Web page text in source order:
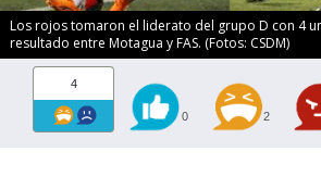
Los rojos tomaron el liderato del grupo D con 4
resultado entre Motagua y FAS. (Fotos: CSDM)
4
0 2